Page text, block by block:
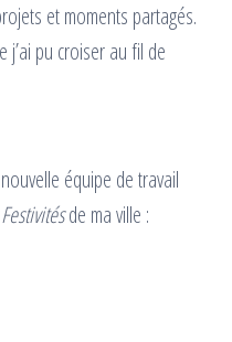
et moments partagés.
pu croiser au fil de
équipe de travail
de ma ville :